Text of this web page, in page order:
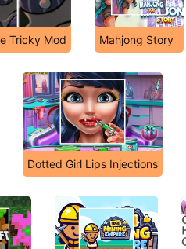
Tricky Mod Mahjong Story
Dotted Girl Lips Injections